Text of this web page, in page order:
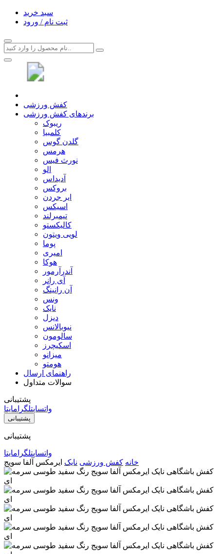
سبد خرید
ثبت نام / ورود
کفش ورزشی
برندهای کفش ورزشی
ریبوک
کلمبیا
گلدن گوس
هرمس
نورث فیس
الو
آدیداس
بروکس
ایر جردن
اسیکس
تیمبرلند
کالیکستو
لویی ویتون
پوما
امیری
هوکا
آندرآرمور
آی رانر
آن رانینگ
ونس
نایک
دیزل
نیوبالانس
سالومون
اسکیچرز
میزانو
هومتو
راهنمای ارسال
سوالات متداول
پشتیبانی
واتساپتلگرامایتا
پشتیبانی
پشتیبانی
واتساپتلگرامایتا
خانه کفش ورزشی نایک ایرمکس آلفا سویج